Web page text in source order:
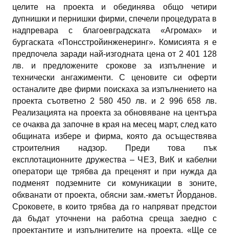
целите на проекта и обединява общо четири
дупнишки и пернишки фирми, спечели процедурата в
надпревара с благоевградската «Агромах» и
бургаската «Понсстройинженеринг». Комисията я е
предпочела заради най-изгодната цена от 2 401 128
лв. и предложените срокове за изпълнение и
технически ангажименти. С ценовите си оферти
останалите две фирми поискаха за изпълнението на
проекта съответно 2 580 450 лв. и 2 996 658 лв.
Реализацията на проекта за обновяване на центъра
се очаква да започне в края на месец март, след като
общината избере и фирма, която да осъществява
строителния надзор. Преди това пък
експлотационните дружества – ЧЕЗ, ВиК и кабелни
оператори ще трябва да преценят и при нужда да
подменят подземните си комуникации в зоните,
обхванати от проекта, обясни зам.-кметът Йорданов.
Сроковете, в които трябва да го напряват предстои
да бъдат уточнени на работна среща заедно с
проектантите и изпълнителите на проекта. «Ще се